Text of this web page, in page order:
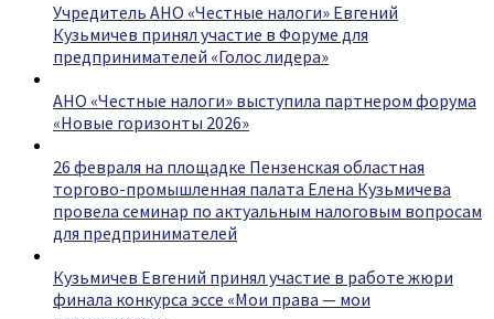
Учредитель АНО «Честные налоги» Евгений
Кузьмичев принял участие в Форуме для
предпринимателей «Голос лидера»
АНО «Честные налоги» выступила партнером форума
«Новые горизонты 2026»
26 февраля на площадке Пензенская областная
торгово-промышленная палата Елена Кузьмичева
провела семинар по актуальным налоговым вопросам
для предпринимателей
Кузьмичев Евгений принял участие в работе жюри
финала конкурса эссе «Мои права — мои